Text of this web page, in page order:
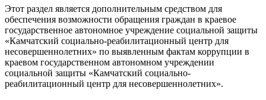
Этот раздел является дополнительным средством для
обеспечения возможности обращения граждан в краевое
государственное автономное учреждение социальной защиты
«Камчатский социально-реабилитационный центр для
несовершеннолетних» по выявленным фактам коррупции в
краевом государственном автономном учреждении
социальной защиты «Камчатский социально-
реабилитационный центр для несовершеннолетних».